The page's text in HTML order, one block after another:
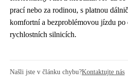
prací nebo za rodinou, s platnou
komfortní a bezproblémovou jízdu po
rychlostních silnicích.
Našli jste v článku chybu?Kontaktujte nás